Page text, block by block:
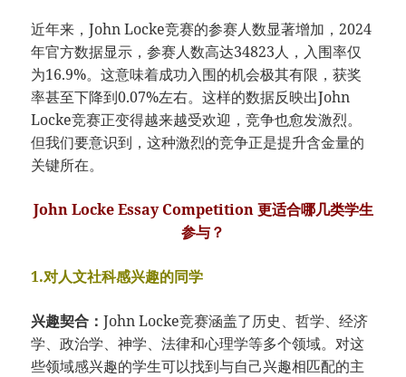
近年来，John Locke竞赛的参赛人数显著增加，2024
年官方数据显示，参赛人数高达34823人，入围率仅
为16.9%。这意味着成功入围的机会极其有限，获奖
率甚至下降到0.07%左右。这样的数据反映出John
Locke竞赛正变得越来越受欢迎，竞争也愈发激烈。
但我们要意识到，这种激烈的竞争正是提升含金量的
关键所在。
John Locke Essay Competition 更适合哪几类学生
参与？
1.对人文社科感兴趣的同学
兴趣契合：John Locke竞赛涵盖了历史、哲学、经济
学、政治学、神学、法律和心理学等多个领域。对这
些领域感兴趣的学生可以找到与自己兴趣相匹配的主